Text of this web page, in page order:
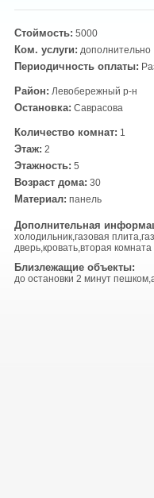
Стоймость: 5000
Ком. услуги: дополнительно
Периодичность оплаты:
Район: Левобережный р-н
Остановка: Саврасова
Количество комнат: 1
Этаж: 2
Этажность: 5
Возраст дома: 30
Материал: панель
Дополнительная
холодильник,газовая
дверь,кровать,вторая
Близлежащие объекты:
до остановки 2 минут